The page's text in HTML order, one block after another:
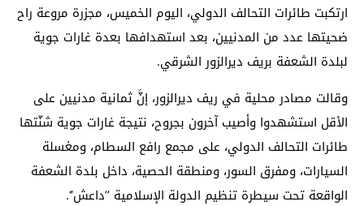
ارتكبت طائرات التحالف الدولي، اليوم الخميس، مجزرة مروعة راح
ضحيتها عدد من المدنيين، بعد استهدافها بعدة غارات جوية
لبلدة الشعفة بريف ديرالزور الشرقي.
وقالت مصادر محلية في ريف ديرالزور، إنَّ ثمانية مدنيين على
الأقل استشهدوا وأصيب آخرون بجروح، نتيجة غارات جوية شنّتها
طائرات التحالف الدولي، على مجمع رافع السطام، ومغسلة
السيارات، ومفرق السور، ومنطقة الحصية، داخل بلدة الشعفة
الواقعة تحت سيطرة تنظيم الدولة الإسلامية ’’داعش‘‘.